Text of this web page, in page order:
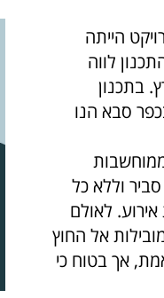
הייתה
לווה
בתכנון
סבא הנו
וללא כל
לאולם
אל החוץ
אך בטוח כי